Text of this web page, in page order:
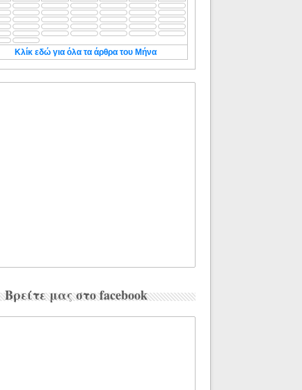
Κλίκ εδώ για όλα τα άρθρα του Μήνα
Βρείτε μας στο facebook